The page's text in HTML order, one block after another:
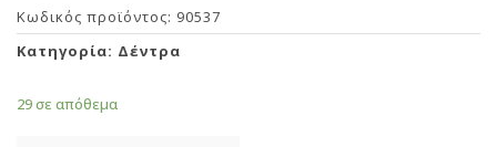
Κωδικός προϊόντος: 90537
Κατηγορία: Δέντρα
29 σε απόθεμα